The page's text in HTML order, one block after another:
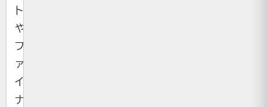
ト
や
フ
ァ
イ
ナ